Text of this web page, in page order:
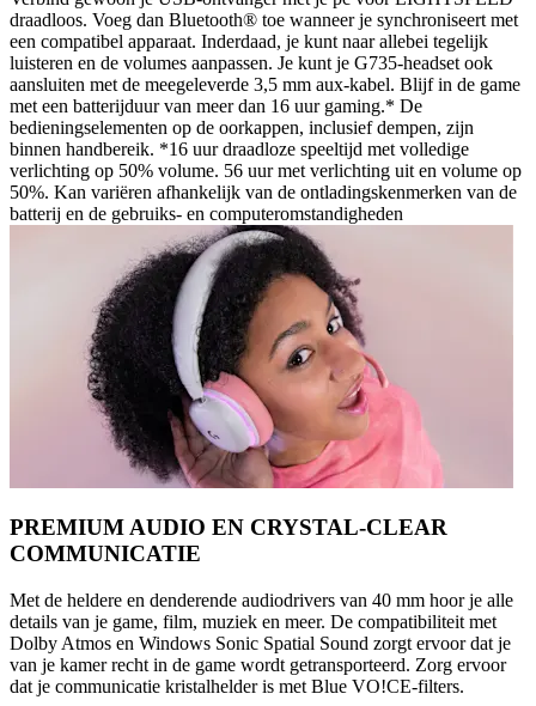
draadloos. Voeg dan Bluetooth® toe wanneer je synchroniseert met
een compatibel apparaat. Inderdaad, je kunt naar allebei tegelijk
luisteren en de volumes aanpassen. Je kunt je G735-headset ook
aansluiten met de meegeleverde 3,5 mm aux-kabel. Blijf in de game
met een batterijduur van meer dan 16 uur gaming.* De
bedieningselementen op de oorkappen, inclusief dempen, zijn
binnen handbereik. *16 uur draadloze speeltijd met volledige
verlichting op 50% volume. 56 uur met verlichting uit en volume op
50%. Kan variëren afhankelijk van de ontladingskenmerken van de
batterij en de gebruiks- en computeromstandigheden
PREMIUM AUDIO EN CRYSTAL-CLEAR
COMMUNICATIE
Met de heldere en denderende audiodrivers van 40 mm hoor je alle
details van je game, film, muziek en meer. De compatibiliteit met
Dolby Atmos en Windows Sonic Spatial Sound zorgt ervoor dat je
van je kamer recht in de game wordt getransporteerd. Zorg ervoor
dat je communicatie kristalhelder is met Blue VO!CE-filters.